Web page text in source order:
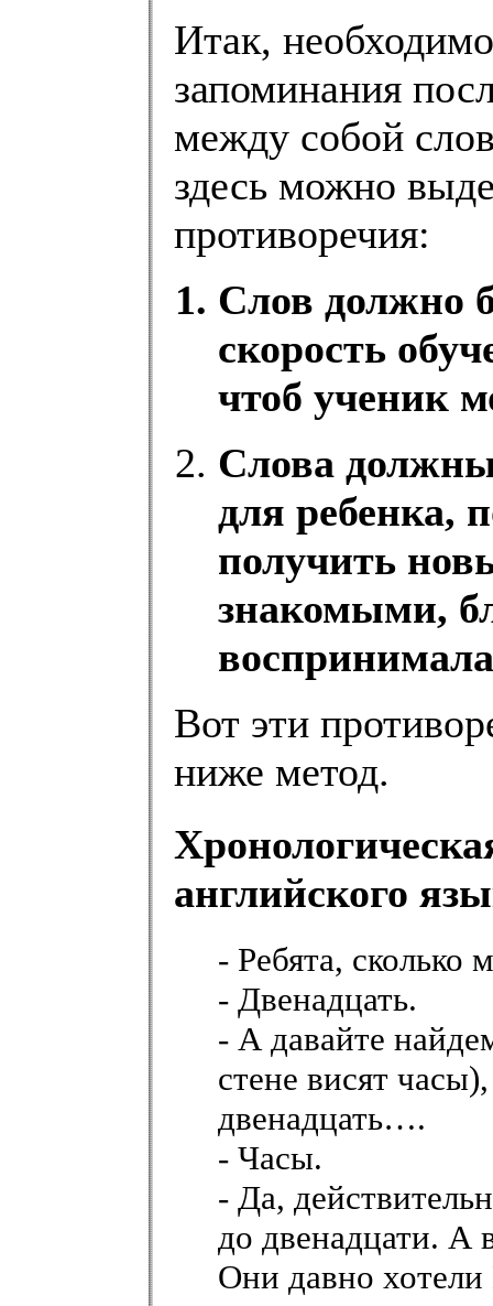
Итак,
запоминания
между собой
здесь можно
противоречия:
Слов должно
скорость
чтоб ученик
Слова
для ребенка,
получить
знакомыми,
Вот эти
ниже метод.
английского
- Ребята, сколько
- Двенадцать.
- А давайте
стене висят
двенадцать….
- Часы.
- Да,
до двенадцати. А
Они давно